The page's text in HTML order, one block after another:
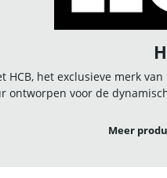
HCB, het exclusieve merk
ontworpen voor de
Meer